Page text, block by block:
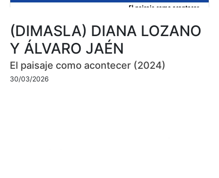
(DIMASLA) DIANA LOZANO
Y ÁLVARO JAÉN
El paisaje como acontecer (2024)
30/03/2026